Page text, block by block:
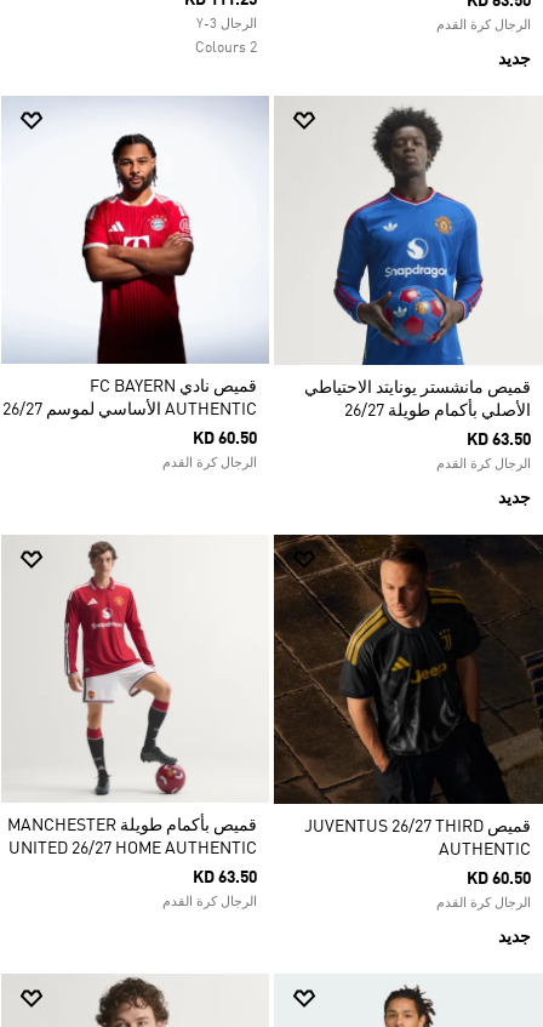
الرجال كرة القدم
جديد
الرجال Y-3
2 Colours
قميص مانشستر يونايتد الاحتياطي
الأصلي بأكمام طويلة 26/27
KD 63.50
الرجال كرة القدم
جديد
قميص نادي FC BAYERN
AUTHENTIC الأساسي لموسم 26/27
KD 60.50
الرجال كرة القدم
قميص JUVENTUS 26/27 THIRD
AUTHENTIC
KD 60.50
الرجال كرة القدم
جديد
قميص بأكمام طويلة MANCHESTER
UNITED 26/27 HOME AUTHENTIC
KD 63.50
الرجال كرة القدم